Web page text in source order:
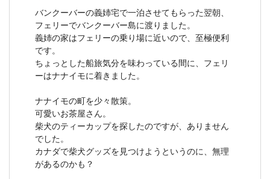
バンクーバーの義姉宅で一泊させてもらった翌朝、
フェリーでバンクーバー島に渡りました。
義姉の家はフェリーの乗り場に近いので、至極便利
です。
ちょっとした船旅気分を味わっている間に、フェリ
ーはナナイモに着きました。
ナナイモの町を少々散策。
可愛いお茶屋さん。
柴犬のティーカップを探したのですが、ありません
でした。
カナダで柴犬グッズを見つけようというのに、無理
があるのかも？